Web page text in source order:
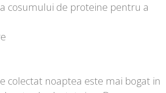
cosumului de proteine pentru a
colectat noaptea este mai bogat in